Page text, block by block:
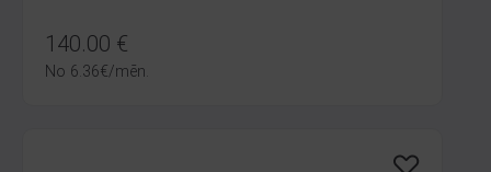
140.00 €
No 6.36€/mēn.